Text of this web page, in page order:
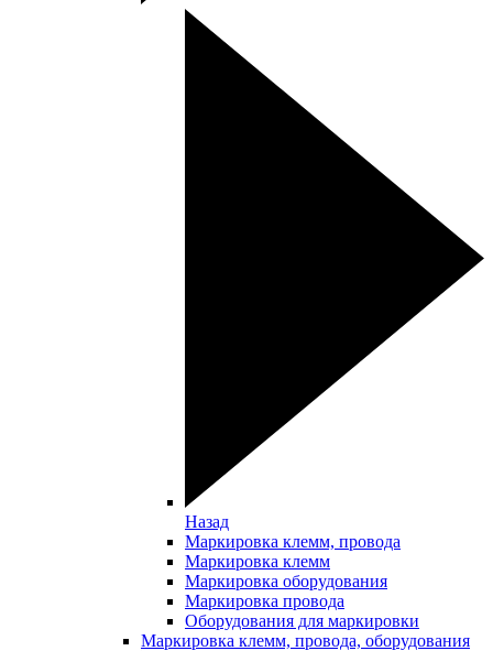
Назад
Маркировка клемм, провода
Маркировка клемм
Маркировка оборудования
Маркировка провода
Оборудования для маркировки
Маркировка клемм, провода, оборудования